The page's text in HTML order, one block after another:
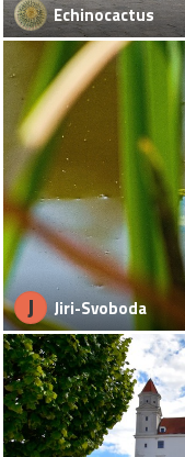
Echinocactus
J Jiri-Svoboda